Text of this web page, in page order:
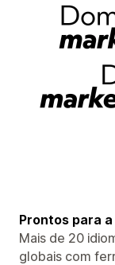
Prontos para
Mais de 20
globais com